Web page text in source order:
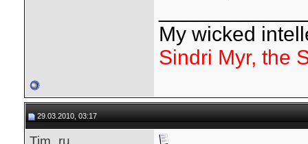
My wicked
Sindri Myr, the
29.03.2010, 03:17
Tim_ru